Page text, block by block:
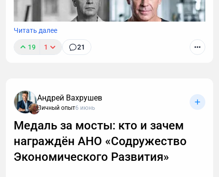
В этой статье описаны 3 фундаментальных
принципа построения мышц после 40, которые
Читать далее
19 1 21
Андрей Вахрушев
Личный опыт6 июнь
Медаль за мосты: кто и зачем
награждён АНО «Содружество
Экономического Развития»